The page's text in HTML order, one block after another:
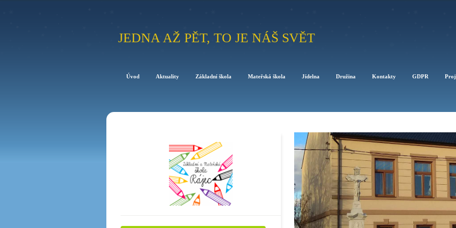
JEDNA AŽ PĚT, TO JE NÁŠ SVĚT
Úvod Aktuality Základní škola Mateřská škola Jídelna Družina Kontakty GDPR